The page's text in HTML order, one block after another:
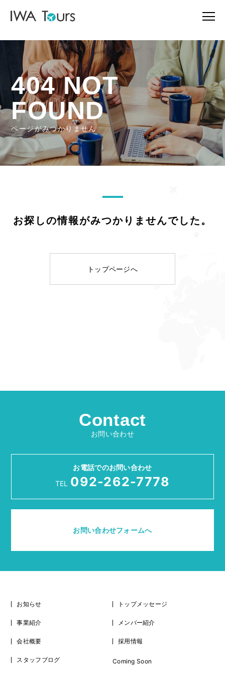
404 NOT
FOUND
ページがみつかりません
お探しの情報がみつかりませんでした。
トップページへ
Contact
お問い合わせ
お電話でのお問い合わせ
TEL
092-262-7778
お問い合わせフォームへ
お知らせ トップメッセージ
事業紹介 メンバー紹介
会社概要 採用情報
スタッフブログ Coming Soon